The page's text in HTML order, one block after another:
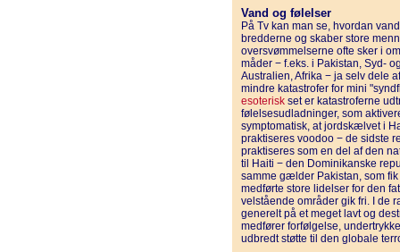
Vand og følelser
På Tv kan man se, hvordan
bredderne og skaber store
oversvømmelserne ofte sker i
måder − f.eks. i Pakistan, Syd-
Australien, Afrika − ja selv dele
mindre katastrofer for mini
esoterisk set er katastroferne
følelsesudladninger, som
symptomatisk, at jordskælvet i
praktiseres voodoo − de sidste
praktiseres som en del af den
til Haiti − den Dominikanske
samme gælder Pakistan, som
medførte store lidelser for den
velstående områder gik fri. I de
generelt på et meget lavt og
medfører forfølgelse,
udbredt støtte til den globale